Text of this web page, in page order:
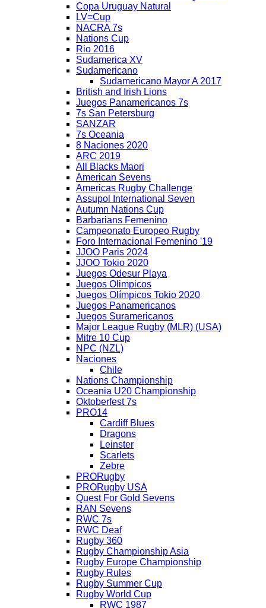
Copa Uruguay Natural
LV=Cup
NACRA 7s
Nations Cup
Rio 2016
Sudamerica XV
Sudamericano
Sudamericano Mayor A 2017
British and Irish Lions
Juegos Panamericanos 7s
7s San Petersburg
SANZAR
7s Oceania
8 Naciones 2020
ARC 2019
All Blacks Maori
American Sevens
Americas Rugby Challenge
Assupol International Seven
Autumn Nations Cup
Barbarians Femenino
Campeonato Europeo Rugby
Foro Internacional Femenino '19
JJOO Paris 2024
JJOO Tokio 2020
Juegos Odesur Playa
Juegos Olimpicos
Juegos Olímpicos Tokio 2020
Juegos Panamericanos
Juegos Suramericanos
Major League Rugby (MLR) (USA)
Mitre 10 Cup
NPC (NZL)
Naciones
Chile
Nations Championship
Oceania U20 Championship
Oktoberfest 7s
PRO14
Cardiff Blues
Dragons
Leinster
Scarlets
Zebre
PRORugby
PRORugby USA
Quest For Gold Sevens
RAN Sevens
RWC 7s
RWC Deaf
Rugby 360
Rugby Championship Asia
Rugby Europe Championship
Rugby Rules
Rugby Summer Cup
Rugby World Cup
RWC 1987